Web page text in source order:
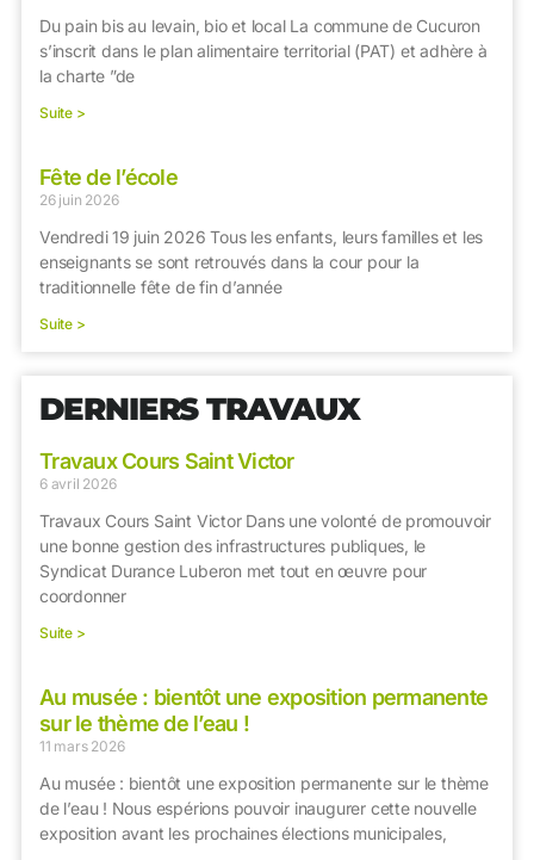
Du pain bis au levain, bio et local La commune de Cucuron
s’inscrit dans le plan alimentaire territorial (PAT) et adhère à
la charte ”de
Suite >
Fête de l’école
26 juin 2026
Vendredi 19 juin 2026 Tous les enfants, leurs familles et les
enseignants se sont retrouvés dans la cour pour la
traditionnelle fête de fin d’année
Suite >
DERNIERS TRAVAUX
Travaux Cours Saint Victor
6 avril 2026
Travaux Cours Saint Victor Dans une volonté de promouvoir
une bonne gestion des infrastructures publiques, le
Syndicat Durance Luberon met tout en œuvre pour
coordonner
Suite >
Au musée : bientôt une exposition permanente
sur le thème de l’eau !
11 mars 2026
Au musée : bientôt une exposition permanente sur le thème
de l’eau ! Nous espérions pouvoir inaugurer cette nouvelle
exposition avant les prochaines élections municipales,